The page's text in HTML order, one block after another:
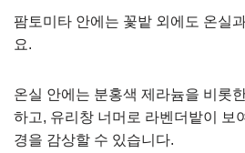
팜토미타 안에는 꽃밭 외에도 온실
요.
온실 안에는 분홍색 제라늄을 비롯
하고, 유리창 너머로 라벤더밭이 보
경을 감상할 수 있습니다.